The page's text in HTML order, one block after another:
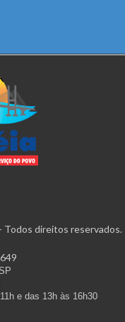
direitos reservados.
e das 13h às 16h30